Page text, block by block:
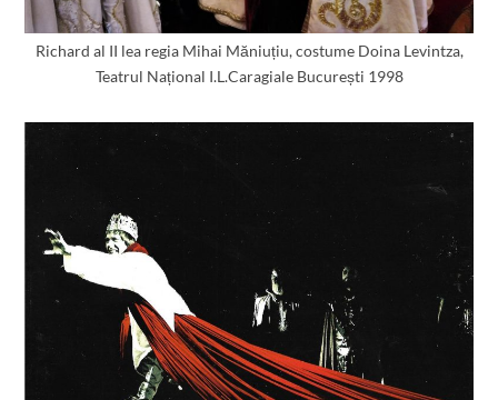
Richard al II lea regia Mihai Măniuțiu, costume Doina Levintza,
Teatrul Național I.L.Caragiale București 1998